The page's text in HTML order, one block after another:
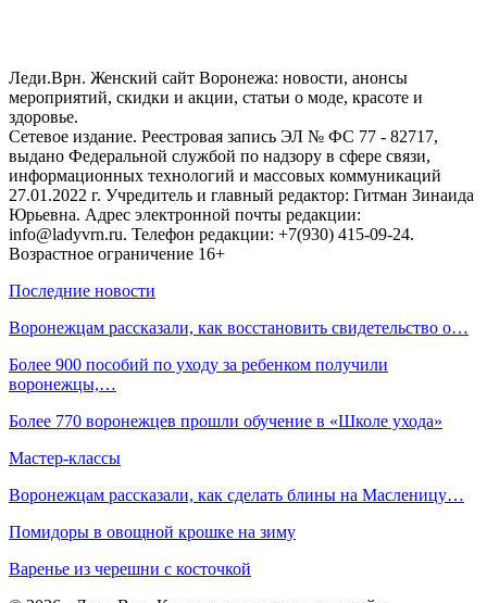
Леди.Врн. Женский сайт Воронежа: новости, анонсы
мероприятий, скидки и акции, статьи о моде, красоте и
здоровье.
Сетевое издание. Реестровая запись ЭЛ № ФС 77 - 82717,
выдано Федеральной службой по надзору в сфере связи,
информационных технологий и массовых коммуникаций
27.01.2022 г. Учредитель и главный редактор: Гитман Зинаида
Юрьевна. Адрес электронной почты редакции:
info@ladyvrn.ru. Телефон редакции: +7(930) 415-09-24.
Возрастное ограничение 16+
Последние новости
Воронежцам рассказали, как восстановить свидетельство о…
Более 900 пособий по уходу за ребенком получили
воронежцы,…
Более 770 воронежцев прошли обучение в «Школе ухода»
Мастер-классы
Воронежцам рассказали, как сделать блины на Масленицу…
Помидоры в овощной крошке на зиму
Варенье из черешни с косточкой